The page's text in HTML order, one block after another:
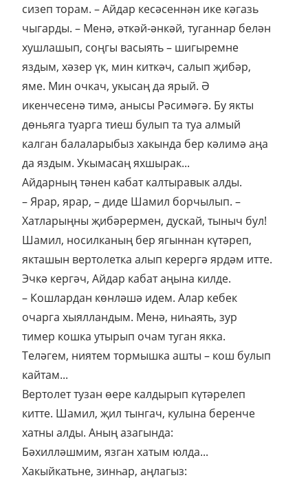
сизеп торам. – Айдар кесәсеннән ике кәгазь
чыгарды. – Менә, әткәй-әнкәй, туганнар белән
хушлашып, соңгы васыять – шигыремне
яздым, хәзер үк, мин киткәч, салып җибәр,
яме. Мин очкач, укысаң да ярый. Ә
икенчесенә тимә, анысы Рәсимәгә. Бу якты
дөньяга туарга тиеш булып та туа алмый
калган балаларыбыз хакында бер кәлимә аңа
да яздым. Укымасаң яхшырак...
Айдарның тәнен кабат калтыравык алды.
– Ярар, ярар, – диде Шамил борчылып. –
Хатларыңны җибәрермен, дускай, тыныч бул!
Шамил, носилканың бер ягыннан күтәреп,
якташын вертолетка алып керергә ярдәм итте.
Эчкә кергәч, Айдар кабат аңына килде.
– Кошлардан көнләшә идем. Алар кебек
очарга хыялландым. Менә, ниһаять, зур
тимер кошка утырып очам туган якка.
Теләгем, ниятем тормышка ашты – кош булып
кайтам...
Вертолет тузан өере калдырып күтәрелеп
китте. Шамил, җил тынгач, кулына беренче
хатны алды. Аның азагында:
Бәхилләшмим, язган хатым юлда...
Хакыйкатьне, зинһар, аңлагыз: